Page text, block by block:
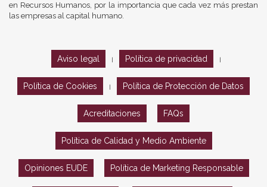
en Recursos Humanos, por la importancia que cada vez más prestan
las empresas al capital humano.
Aviso legal Política de privacidad
Política de Cookies Política de Protección de Datos
Acreditaciones FAQs
Política de Calidad y Medio Ambiente
Opiniones EUDE Política de Marketing Responsable